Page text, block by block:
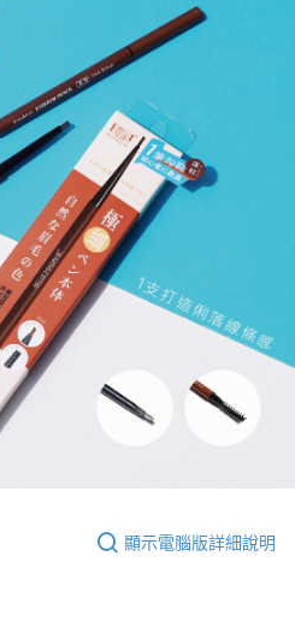
顯示電腦版詳細說明